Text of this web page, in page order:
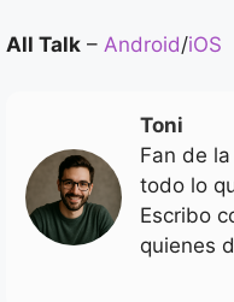
All Talk – Android/iOS
Toni
Fan de
todo lo
Escribo
quienes